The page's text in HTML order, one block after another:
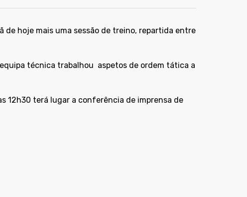
de hoje mais uma sessão de treino, repartida entre
técnica trabalhou aspetos de ordem tática a
12h30 terá lugar a conferência de imprensa de